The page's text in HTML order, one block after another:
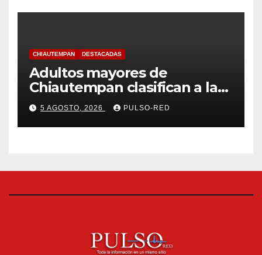
CHIAUTEMPAN DESTACADAS
Adultos mayores de
Chiautempan clasifican a la
etapa federal de las
Olimpiadas de Oro
5 AGOSTO, 2026 PULSO-RED